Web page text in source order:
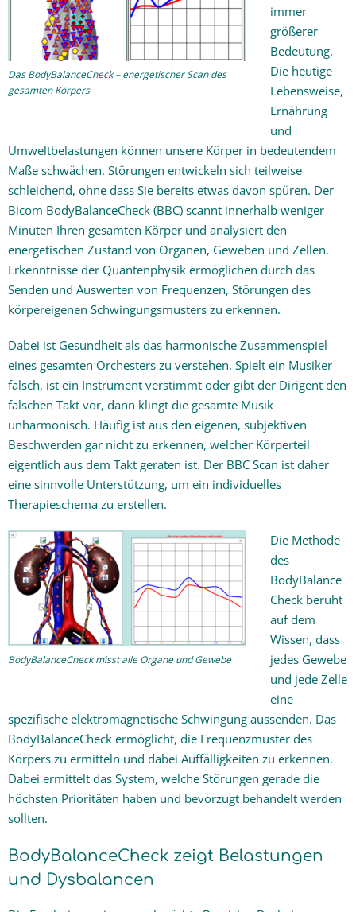
Das BodyBalanceCheck – energetischer Scan des
gesamten Körpers
immer
größerer
Bedeutung.
Die heutige
Lebensweise,
Ernährung
und
Umweltbelastungen können unsere Körper in bedeutendem
Maße schwächen. Störungen entwickeln sich teilweise
schleichend, ohne dass Sie bereits etwas davon spüren. Der
Bicom BodyBalanceCheck (BBC) scannt innerhalb weniger
Minuten Ihren gesamten Körper und analysiert den
energetischen Zustand von Organen, Geweben und Zellen.
Erkenntnisse der Quantenphysik ermöglichen durch das
Senden und Auswerten von Frequenzen, Störungen des
körpereigenen Schwingungsmusters zu erkennen.
Dabei ist Gesundheit als das harmonische Zusammenspiel
eines gesamten Orchesters zu verstehen. Spielt ein Musiker
falsch, ist ein Instrument verstimmt oder gibt der Dirigent den
falschen Takt vor, dann klingt die gesamte Musik
unharmonisch. Häufig ist aus den eigenen, subjektiven
Beschwerden gar nicht zu erkennen, welcher Körperteil
eigentlich aus dem Takt geraten ist. Der BBC Scan ist daher
eine sinnvolle Unterstützung, um ein individuelles
Therapieschema zu erstellen.
BodyBalanceCheck misst alle Organe und Gewebe
Die Methode
des
BodyBalance
Check beruht
auf dem
Wissen, dass
jedes Gewebe
und jede Zelle
eine
spezifische elektromagnetische Schwingung aussenden. Das
BodyBalanceCheck ermöglicht, die Frequenzmuster des
Körpers zu ermitteln und dabei Auffälligkeiten zu erkennen.
Dabei ermittelt das System, welche Störungen gerade die
höchsten Prioritäten haben und bevorzugt behandelt werden
sollten.
BodyBalanceCheck zeigt Belastungen
und Dysbalancen